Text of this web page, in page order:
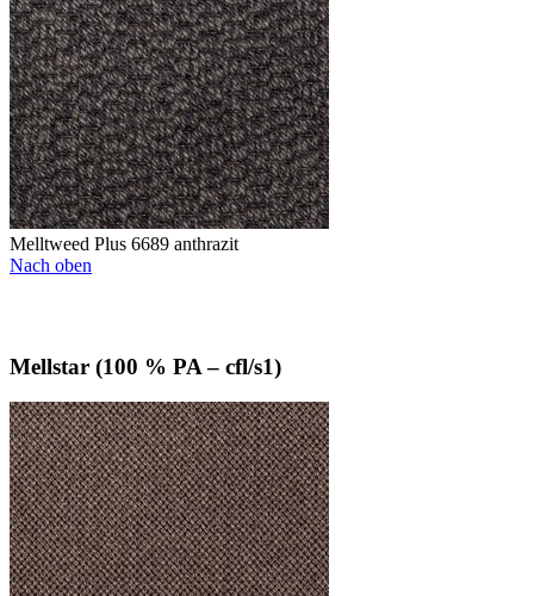
Melltweed Plus 6689 anthrazit
Nach oben
Mellstar (100 % PA – cfl/s1)